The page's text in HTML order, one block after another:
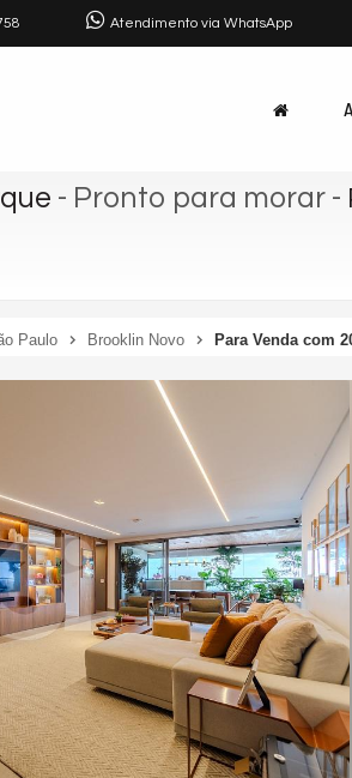
Atendimento via WhatsApp
- Pronto para morar -
Paulo Brooklin Novo Para Venda com